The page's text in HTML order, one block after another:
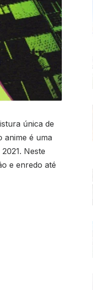
única de
anime é uma
Neste
e enredo até